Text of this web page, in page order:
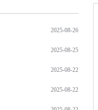
2025-08-26
2025-08-25
2025-08-22
2025-08-22